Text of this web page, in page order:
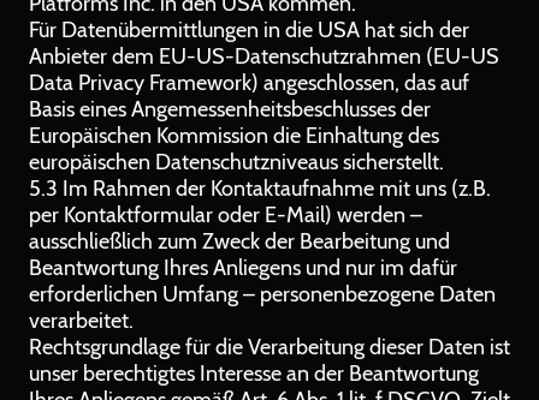
Für Datenübermittlungen in die USA hat sich der
Anbieter dem EU-US-Datenschutzrahmen (EU-US
Data Privacy Framework) angeschlossen, das auf
Basis eines Angemessenheitsbeschlusses der
Europäischen Kommission die Einhaltung des
europäischen Datenschutzniveaus sicherstellt.
5.3 Im Rahmen der Kontaktaufnahme mit uns (z.B.
per Kontaktformular oder E-Mail) werden –
ausschließlich zum Zweck der Bearbeitung und
Beantwortung Ihres Anliegens und nur im dafür
erforderlichen Umfang – personenbezogene Daten
verarbeitet.
Rechtsgrundlage für die Verarbeitung dieser Daten ist
unser berechtigtes Interesse an der Beantwortung